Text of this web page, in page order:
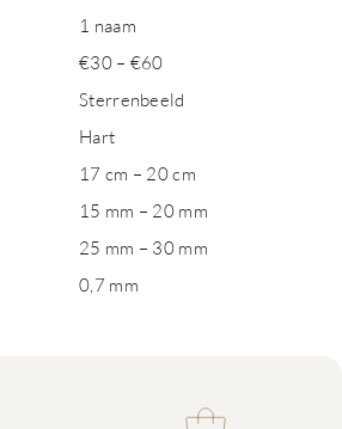
1 naam
€30 – €60
Sterrenbeeld
Hart
17 cm – 20 cm
15 mm – 20 mm
25 mm – 30 mm
0,7 mm